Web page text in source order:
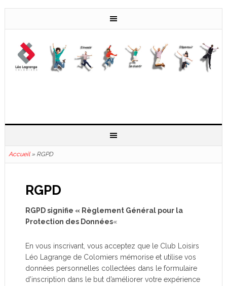
Accueil» RGPD
RGPD
RGPD signifie « Règlement Général pour la
Protection des Données«
En vous inscrivant, vous acceptez que le Club Loisirs
Léo Lagrange de Colomiers mémorise et utilise vos
données personnelles collectées dans le formulaire
d’inscription dans le but d’améliorer votre expérience